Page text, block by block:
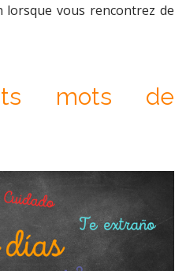
lorsque vous rencontrez de
mots de